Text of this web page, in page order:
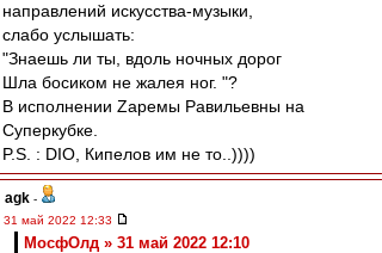
направлений искусства-музыки,
слабо услышать:
"Знаешь ли ты, вдоль ночных дорог
Шла босиком не жалея ног. "?
В исполнении Zаремы Равильевны на
Суперкубке.
P.S. : DIO, Кипелов им не то..))))
agk -
31 май 2022 12:33
МосфОлд » 31 май 2022 12:10